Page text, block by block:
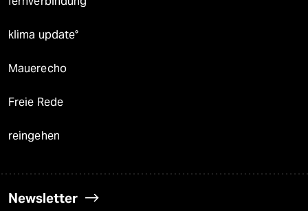
klima update°
Mauerecho
Freie Rede
reingehen
Newsletter